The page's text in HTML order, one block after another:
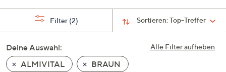
nach
und
nach
unten
oder
Sortieren:Top-Treffer
Filter (2)
Alle Filter aufheben
Deine Auswahl:
ALMIVITAL
BRAUN